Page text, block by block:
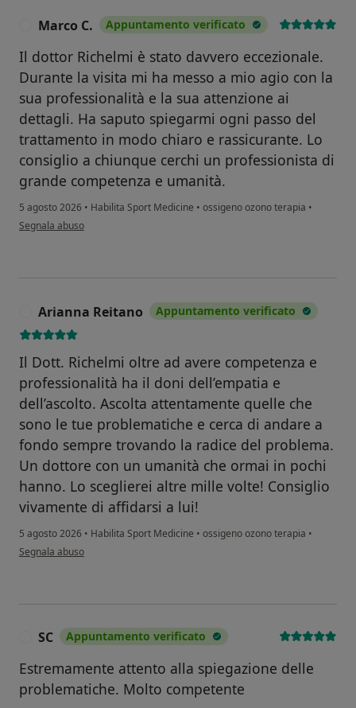
Marco C. Appuntamento verificato
Il dottor Richelmi è stato davvero eccezionale.
Durante la visita mi ha messo a mio agio con la
sua professionalità e la sua attenzione ai
dettagli. Ha saputo spiegarmi ogni passo del
trattamento in modo chiaro e rassicurante. Lo
consiglio a chiunque cerchi un professionista di
grande competenza e umanità.
5 agosto 2026 • Habilita Sport Medicine • ossigeno ozono terapia •
secondo l'opinione dell'utente Marco C.
Segnala abuso
Arianna Reitano Appuntamento verificato
Il Dott. Richelmi oltre ad avere competenza e
professionalità ha il doni dell’empatia e
dell’ascolto. Ascolta attentamente quelle che
sono le tue problematiche e cerca di andare a
fondo sempre trovando la radice del problema.
Un dottore con un umanità che ormai in pochi
hanno. Lo sceglierei altre mille volte! Consiglio
vivamente di affidarsi a lui!
5 agosto 2026 • Habilita Sport Medicine • ossigeno ozono terapia •
secondo l'opinione dell'utente Arianna Reitano
Segnala abuso
SC Appuntamento verificato
Estremamente attento alla spiegazione delle
problematiche. Molto competente